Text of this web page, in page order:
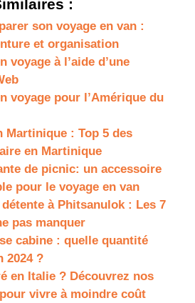
:
son voyage en van :
et organisation
voyage à l’aide d’une
voyage pour l’Amérique du
Martinique : Top 5 des
en Martinique
de picnic: un accessoire
pour le voyage en van
à Phitsanulok : Les 7
pas manquer
cabine : quelle quantité
2024 ?
en Italie ? Découvrez nos
vivre à moindre coût